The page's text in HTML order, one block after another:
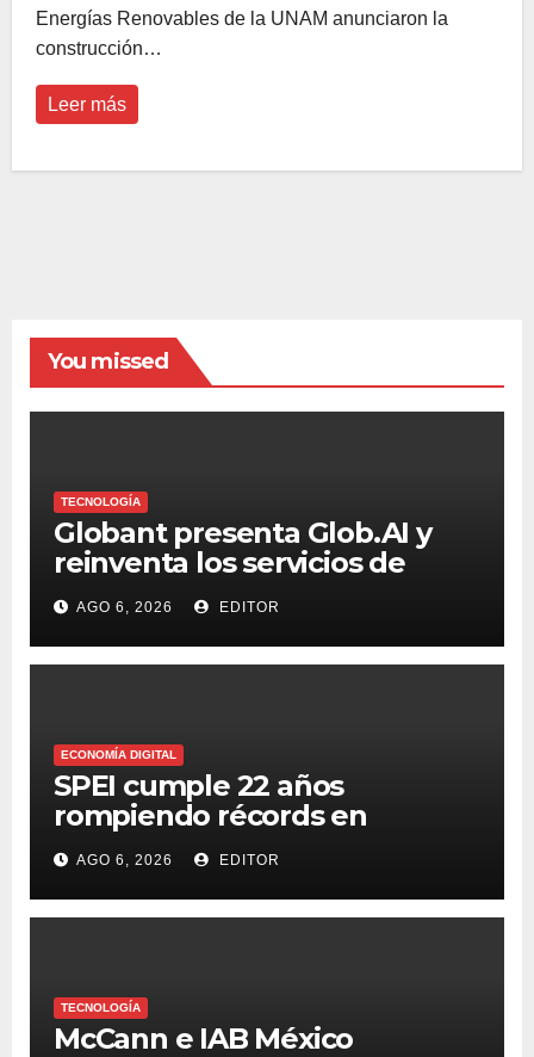
Energías Renovables de la UNAM anunciaron la
construcción…
Leer más
You missed
TECNOLOGÍA
Globant presenta Glob.AI y
reinventa los servicios de
tecnología para la era de la IA
AGO 6, 2026 EDITOR
ECONOMÍA DIGITAL
SPEI cumple 22 años
rompiendo récords en
transferencias y adopción
AGO 6, 2026 EDITOR
TECNOLOGÍA
McCann e IAB México